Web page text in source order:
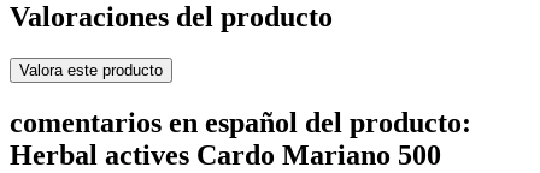
Valoraciones del producto
Valora este producto
comentarios en español del producto:
Herbal actives Cardo Mariano 500